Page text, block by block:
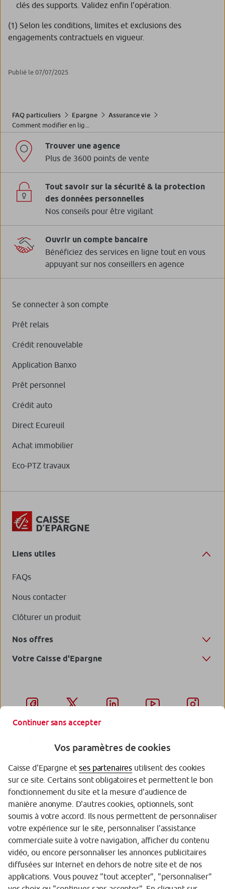
clés des supports. Validez enfin l’opération.
(1) Selon les conditions, limites et exclusions des
engagements contractuels en vigueur.
Publié le 07/07/2025
FAQ particuliers Epargne
Assurance vie
Comment modifier en lig...
Trouver une agence
Plus de 3600 points de vente
Tout savoir sur la sécurité & la protection
des données personnelles
Nos conseils pour être vigilant
Ouvrir un compte bancaire
Bénéficiez des services en ligne tout en vous
appuyant sur nos conseillers en agence
Se connecter à son compte
Prêt relais
Crédit renouvelable
Application Banxo
Prêt personnel
Crédit auto
Direct Ecureuil
Achat immobilier
Eco-PTZ travaux
Liens utiles
FAQs
Nous contacter
Clôturer un produit
Nos offres
Votre Caisse d'Epargne
Garantie des Dépôts
Protection des données personnelles
Politique cookies
Sécurité
Tarifs
Continuer sans accepter
Vos paramètres de cookies
Caisse d'Epargne etses partenaires utilisent des cookies
sur ce site. Certains sont obligatoires et permettent le bon
fonctionnement du site et la mesure d'audience de
manière anonyme. D'autres cookies, optionnels, sont
soumis à votre accord. Ils nous permettent de personnaliser
votre expérience sur le site, personnaliser l'assistance
commerciale suite à votre navigation, afficher du contenu
vidéo, ou encore personnaliser les annonces publicitaires
diffusées sur Internet en dehors de notre site et de nos
applications. Vous pouvez "tout accepter", "personnaliser"